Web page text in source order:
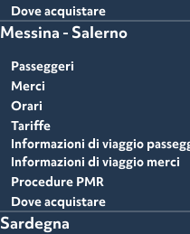
Dove acquistare
Messina - Salerno
Passeggeri
Merci
Orari
Tariffe
Informazioni di viaggio
Informazioni di viaggio merci
Procedure PMR
Dove acquistare
Sardegna